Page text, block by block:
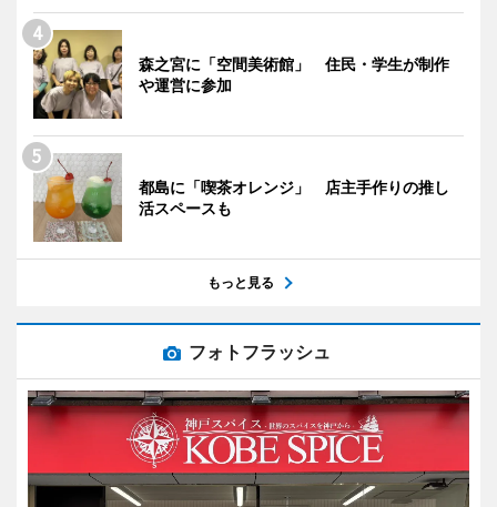
森之宮に「空間美術館」 住民・学生が制作
や運営に参加
都島に「喫茶オレンジ」 店主手作りの推し
活スペースも
もっと見る
フォトフラッシュ